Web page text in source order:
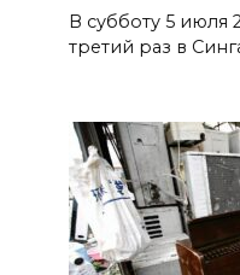
В субботу 5 июля
третий раз в